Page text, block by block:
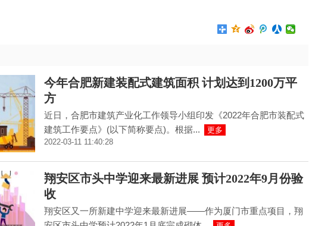
今年合肥新建装配式建筑面积 计划达到1200万平
方
近日，合肥市建筑产业化工作领导小组印发《2022年合肥市装配式
建筑工作要点》(以下简称要点)。根据...
更多
2022-03-11 11:40:28
翔安区市头中学迎来最新进展 预计2022年9月份验
收
翔安区又一所新建中学迎来最新进展——作为厦门市重点项目，翔